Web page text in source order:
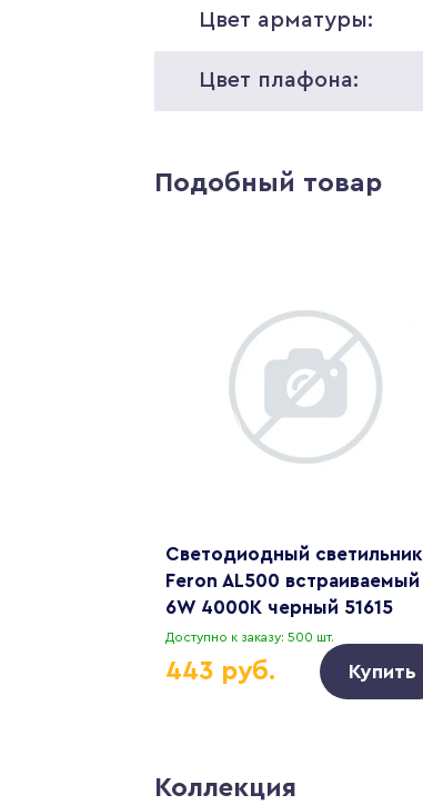
Цвет арматуры:
Цвет плафона:
Подобный товар
Светодиодный светильник
Feron AL500 встраиваемый
6W 4000K черный 51615
Доступно к заказу: 500 шт.
443 руб. Купить
Коллекция